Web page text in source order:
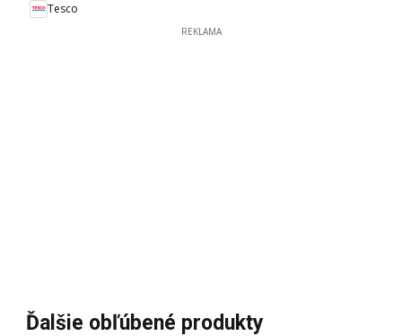
Tesco
REKLAMA
Ďalšie obľúbené produkty